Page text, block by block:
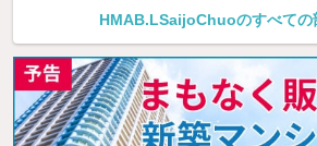
HMAB.LSaijoChuoのすべての